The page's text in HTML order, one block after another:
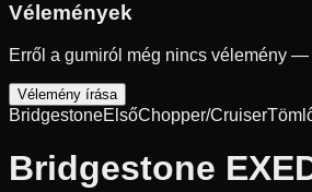
Vélemények
Erről a gumiról még nincs vélemény
Vélemény írása
BridgestoneElsőChopper/Cruiser
Bridgestone